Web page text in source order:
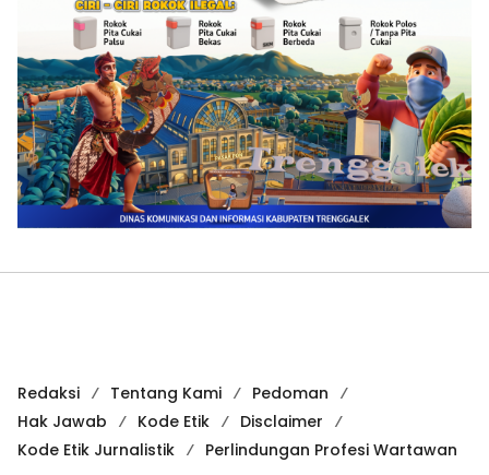
Redaksi Tentang Kami
Pedoman
Hak Jawab
Kode Etik
Disclaimer
Kode Etik Jurnalistik
Perlindungan Profesi Wartawan